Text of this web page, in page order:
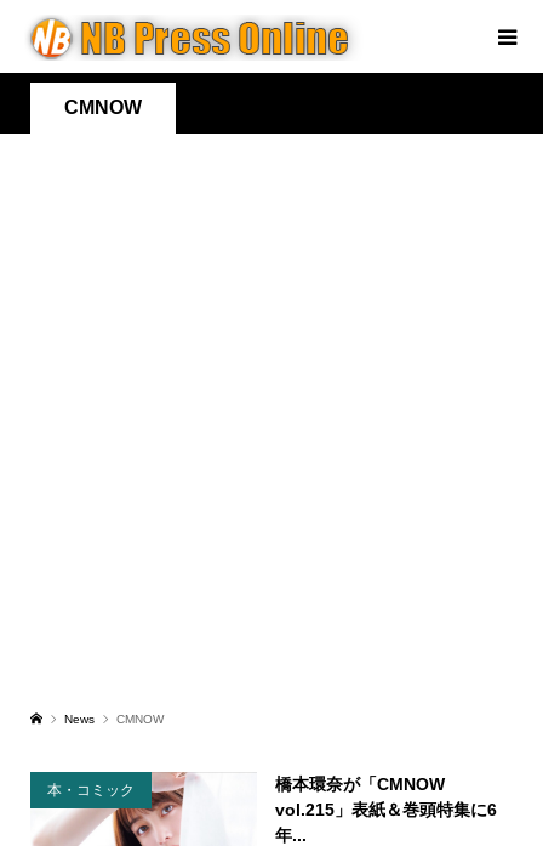
CMNOW
News CMNOW
本・コミック
橋本環奈が「CMNOW
vol.215」表紙＆巻頭特集に6
年...